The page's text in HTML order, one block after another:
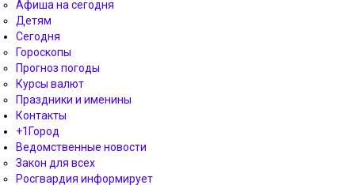
Афиша на сегодня
Детям
Сегодня
Гороскопы
Прогноз погоды
Курсы валют
Праздники и именины
Контакты
+1Город
Ведомственные новости
Закон для всех
Росгвардия информирует